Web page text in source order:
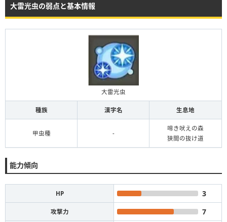
大雷光虫の弱点と基本情報
大雷光虫
種族 漢字名 生息地
甲虫種 -
啼き吠えの森
狭間の抜け道
能力傾向
HP 3
攻撃力 7